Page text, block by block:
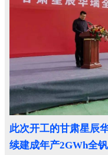
此次开工的甘肃星辰
续建成年产2GWh全